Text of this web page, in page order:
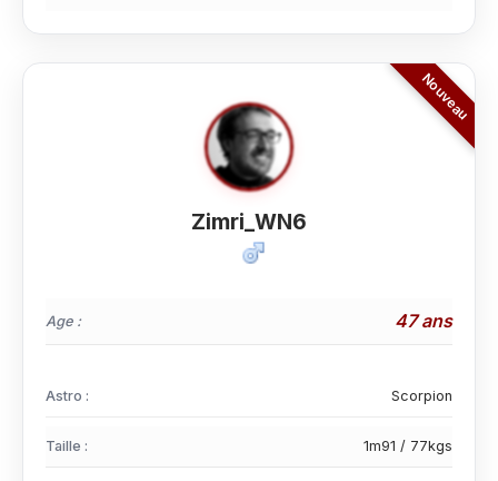
Zimri_WN6
Age : 47 ans
Astro : Scorpion
Taille : 1m91 / 77kgs